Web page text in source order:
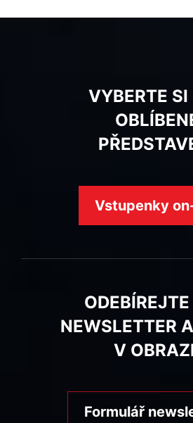
VYBERTE SI
Vstupenky
NEWSLETTER
V
Formulář